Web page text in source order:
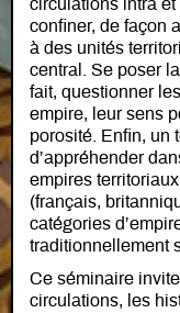
circulations intra
confiner, de façon
à des unités
central. Se poser
fait, questionner
empire, leur sens
porosité. Enfin, un
d’appréhender
empires
(français,
catégories
traditionnellement
Ce séminaire
circulations, les